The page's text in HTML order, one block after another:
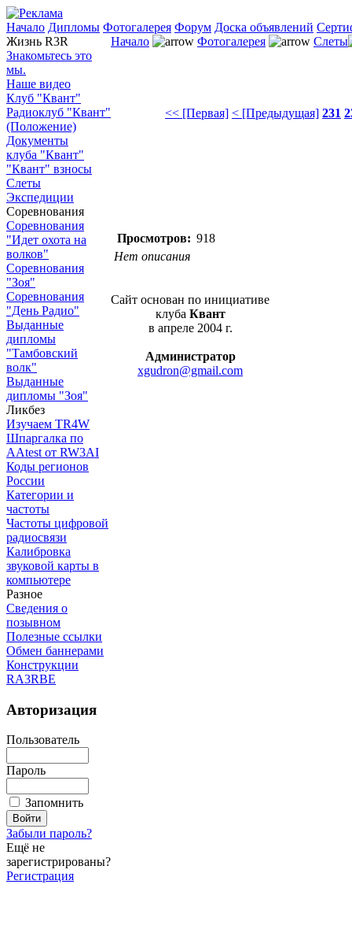
Начало Дипломы Фотогалерея Форум Доска объявлений
Жизнь R3R
Знакомьтесь это
мы.
Наше видео
Клуб "Квант"
Радиоклуб "Квант"
(Положение)
Документы
клуба "Квант"
"Квант" взносы
Слеты
Экспедиции
Соревнования
Соревнования
"Идет охота на
волков"
Соревнования
"Зоя"
Соревнования
"День Радио"
Выданные
дипломы
"Тамбовский
волк"
Выданные
дипломы "Зоя"
Ликбез
Изучаем TR4W
Шпаргалка по
AAtest от RW3AI
Коды регионов
России
Категории и
частоты
Частоты цифровой
радиосвязи
Калибровка
звуковой карты в
компьютере
Разное
Сведения о
позывном
Полезные ссылки
Обмен баннерами
Конструкции
RA3RBE
Авторизация
Пользователь
Пароль
Запомнить
Забыли пароль?
Ещё не
зарегистрированы?
Регистрация
Начало Фотогалерея Слеты
<< [Первая] < [Предыдущая] 231
Просмотров: 918
Нет описания
Сайт основан по инициативе
клуба Квант
в апреле 2004 г.
Администратор
xgudron@gmail.com